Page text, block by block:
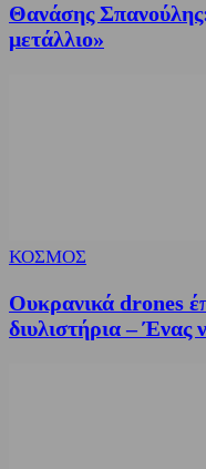
Θανάσης
μετάλλιο»
ΚΟΣΜΟΣ
Ουκρανικά drones
διυλιστήρια – Ένας